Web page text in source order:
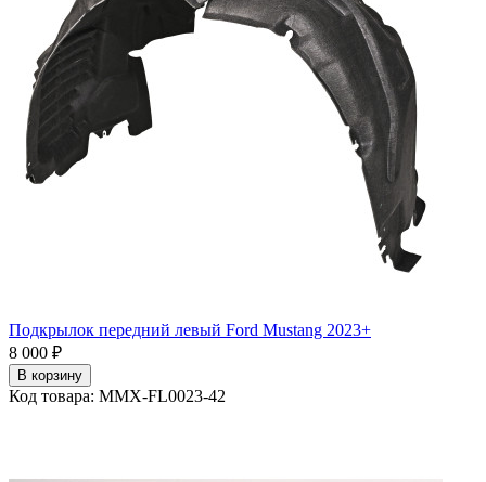
Подкрылок передний левый Ford Mustang 2023+
8 000 ₽
В корзину
Код товара: MMX-FL0023-42